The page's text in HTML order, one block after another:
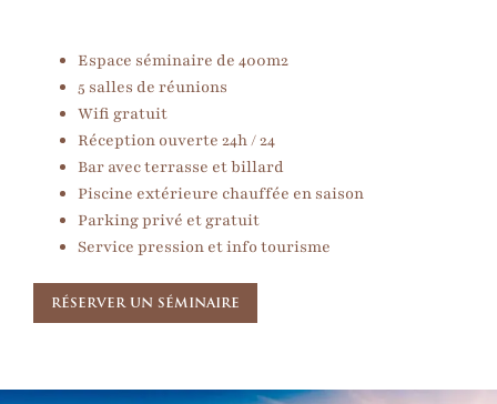
Espace séminaire de 400m2
5 salles de réunions
Wifi gratuit
Réception ouverte 24h / 24
Bar avec terrasse et billard
Piscine extérieure chauffée en saison
Parking privé et gratuit
Service pression et info tourisme
RÉSERVER UN SÉMINAIRE